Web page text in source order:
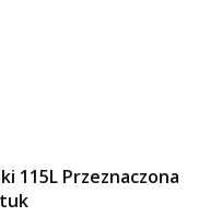
115L Przeznaczona